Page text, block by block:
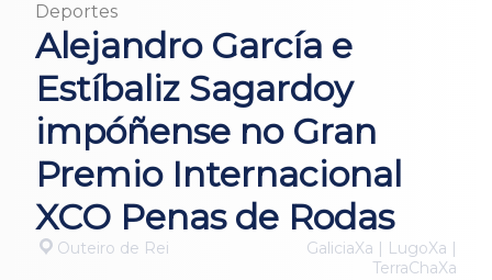
Deportes
Alejandro García e
Estíbaliz Sagardoy
impóñense no Gran
Premio Internacional
XCO Penas de Rodas
Outeiro de Rei
GaliciaXa | LugoXa |
TerraChaXa